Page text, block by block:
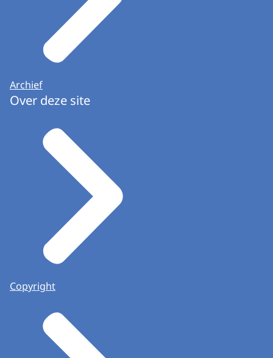
Archief
Over deze site
Copyright